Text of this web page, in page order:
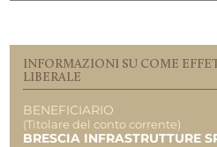
INFORMAZIONI SU COME
LIBERALE
BENEFICIARIO
(Titolare del conto corrente)
BRESCIA INFRASTRUTTURE